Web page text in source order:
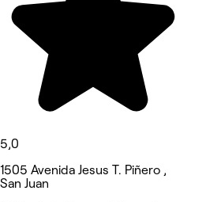
5,0
1505 Avenida Jesus T. Piñero ,
San Juan